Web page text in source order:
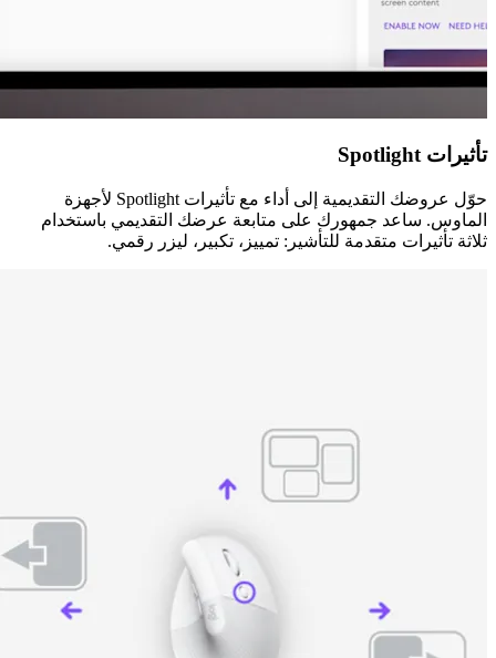
تأثيرات Spotlight
حوّل عروضك التقديمية إلى أداء مع تأثيرات Spotlight لأجهزة
الماوس. ساعد جمهورك على متابعة عرضك التقديمي باستخدام
ثلاثة تأثيرات متقدمة للتأشير: تمييز، تكبير، ليزر رقمي.